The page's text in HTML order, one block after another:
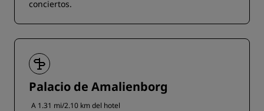
conciertos.
Palacio de Amalienborg
A 1.31 mi/2.10 km del hotel